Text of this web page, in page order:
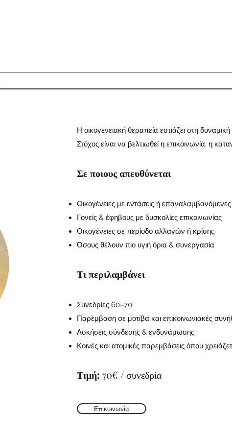
Η οικογενειακή θεραπεία εστιάζει στη
Στόχος είναι να βελτιωθεί η επικοινωνία, η
Σε ποιους απευθύνεται
Οικογένειες με εντάσεις ή
Γονείς & έφηβους με δυσκολίες επικοινωνίας
Οικογένειες σε περίοδο αλλαγών ή κρίσης
Όσους θέλουν πιο υγιή όρια & συνεργασία
Τι περιλαμβάνει
Συνεδρίες 60–70’
Παρέμβαση σε μοτίβα και επικοινωνιακές
Ασκήσεις σύνδεσης & ενδυνάμωσης
Κοινές και ατομικές παρεμβάσεις όπου
Τιμή: 70€ / συνεδρία
Επικοινωνία